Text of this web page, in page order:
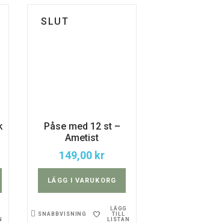
SLUT
Påse med 12 st –
Ametist
149,00 kr
LÄGG I VARUKORG
SNABBVISNING
LÄGG
TILL
LISTAN